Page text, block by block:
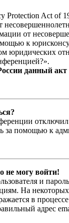
Protection Act of
от
к
юридических
данный
за помощью к
не могу войти!
и
На
в
адрес